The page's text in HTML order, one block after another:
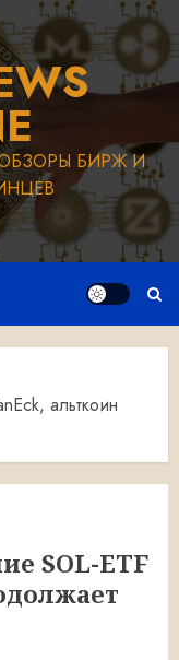
БИРЖ И
альткоин
SOL-ETF